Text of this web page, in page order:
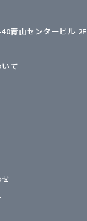
青山センタービル 2F
て